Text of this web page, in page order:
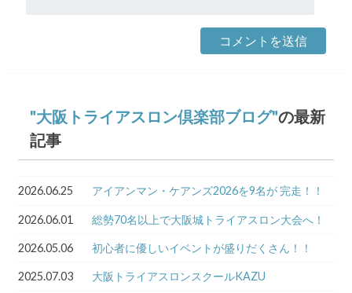
大阪トライアスロン倶楽部ブログ の最新
記事
2026.06.25 アイアンマン・ケアンズ2026を9名が 完走！！
2026.06.01 総勢70名以上で大阪城トライアスロン大会へ！
2026.05.06 初心者に優しいイベントが盛りだくさん！！
2025.07.03 大阪トライアスロンスクールKAZU